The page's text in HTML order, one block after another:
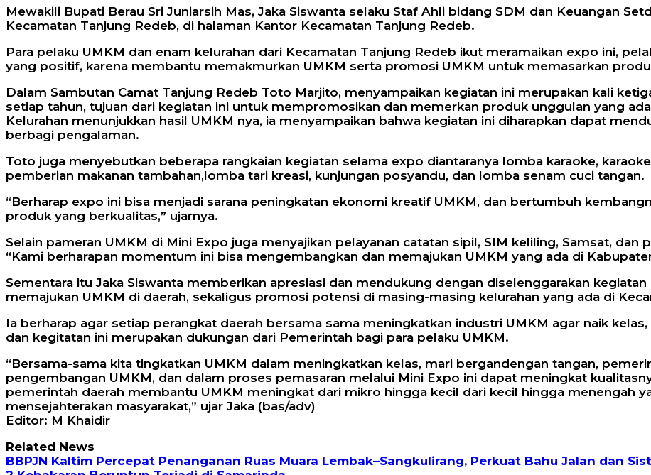
Mewakili Bupati Berau Sri Juniarsih Mas, Jaka Siswanta selaku Staf Ahli bidang SDM dan Keuangan
Kecamatan Tanjung Redeb, di halaman Kantor Kecamatan Tanjung Redeb.
Para pelaku UMKM dan enam kelurahan dari Kecamatan Tanjung Redeb ikut meramaikan expo ini,
yang positif, karena membantu memakmurkan UMKM serta promosi UMKM untuk memasarkan
Dalam Sambutan Camat Tanjung Redeb Toto Marjito, menyampaikan kegiatan ini merupakan kali
setiap tahun, tujuan dari kegiatan ini untuk mempromosikan dan memerkan produk unggulan yang
Kelurahan menunjukkan hasil UMKM nya, ia menyampaikan bahwa kegiatan ini diharapkan dapat
berbagi pengalaman.
Toto juga menyebutkan beberapa rangkaian kegiatan selama expo diantaranya lomba karaoke,
pemberian makanan tambahan,lomba tari kreasi, kunjungan posyandu, dan lomba senam cuci tangan.
“Berharap expo ini bisa menjadi sarana peningkatan ekonomi kreatif UMKM, dan bertumbuh
produk yang berkualitas,” ujarnya.
Selain pameran UMKM di Mini Expo juga menyajikan pelayanan catatan sipil, SIM keliling, Samsat, dan
“Kami berharapan momentum ini bisa mengembangkan dan memajukan UMKM yang ada di
Sementara itu Jaka Siswanta memberikan apresiasi dan mendukung dengan diselenggarakan
memajukan UMKM di daerah, sekaligus promosi potensi di masing-masing kelurahan yang ada di
Ia berharap agar setiap perangkat daerah bersama sama meningkatkan industri UMKM agar naik
dan kegitatan ini merupakan dukungan dari Pemerintah bagi para pelaku UMKM.
“Bersama-sama kita tingkatkan UMKM dalam meningkatkan kelas, mari bergandengan tangan,
pengembangan UMKM, dan dalam proses pemasaran melalui Mini Expo ini dapat meningkat
pemerintah daerah membantu UMKM meningkat dari mikro hingga kecil dari kecil hingga menengah
mensejahterakan masyarakat,” ujar Jaka (bas/adv)
Editor: M Khaidir
Related News
BBPJN Kaltim Percepat Penanganan Ruas Muara Lembak–Sangkulirang, Perkuat Bahu Jalan dan